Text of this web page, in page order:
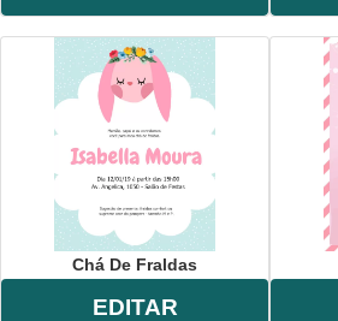
Chá De Fraldas
EDITAR